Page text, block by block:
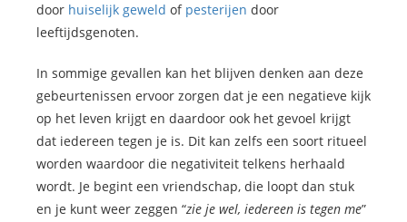
door huiselijk geweld of pesterijen door
leeftijdsgenoten.
In sommige gevallen kan het blijven denken aan deze
gebeurtenissen ervoor zorgen dat je een negatieve kijk
op het leven krijgt en daardoor ook het gevoel krijgt
dat iedereen tegen je is. Dit kan zelfs een soort ritueel
worden waardoor die negativiteit telkens herhaald
wordt. Je begint een vriendschap, die loopt dan stuk
en je kunt weer zeggen “zie je wel, iedereen is tegen me”